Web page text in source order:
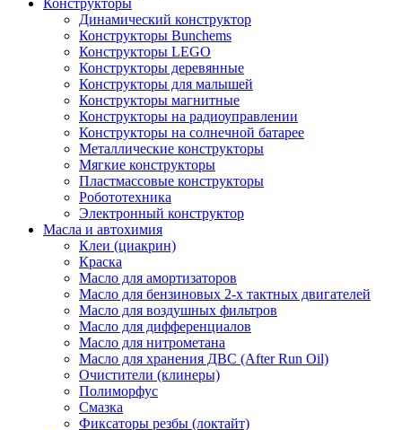
Конструкторы
Динамический конструктор
Конструкторы Bunchems
Конструкторы LEGO
Конструкторы деревянные
Конструкторы для малышей
Конструкторы магнитные
Конструкторы на радиоуправлении
Конструкторы на солнечной батарее
Металлические конструкторы
Мягкие конструкторы
Пластмассовые конструкторы
Робототехника
Электронный конструктор
Масла и автохимия
Клеи (циакрин)
Краска
Масло для амортизаторов
Масло для бензиновых 2-х тактных двигателей
Масло для воздушных фильтров
Масло для дифференциалов
Масло для нитрометана
Масло для хранения ДВС (After Run Oil)
Очистители (клинеры)
Полиморфус
Смазка
Фиксаторы резбы (локтайт)